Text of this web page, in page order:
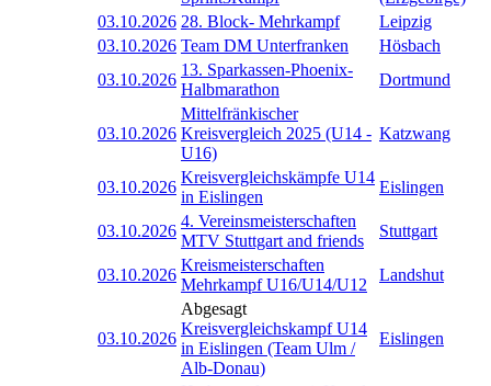
03.10.2026 28. Block- Mehrkampf
Leipzig
03.10.2026 Team DM Unterfranken
Hösbach
03.10.2026
13. Sparkassen-Phoenix-
Halbmarathon
Dortmund
03.10.2026
Mittelfränkischer
Kreisvergleich 2025 (U14 -
U16)
Katzwang
03.10.2026
Kreisvergleichskämpfe U14
in Eislingen
Eislingen
03.10.2026
4. Vereinsmeisterschaften
MTV Stuttgart and friends
Stuttgart
03.10.2026
Kreismeisterschaften
Mehrkampf U16/U14/U12
Landshut
03.10.2026
Abgesagt
Kreisvergleichskampf U14
in Eislingen (Team Ulm /
Alb-Donau)
Eislingen